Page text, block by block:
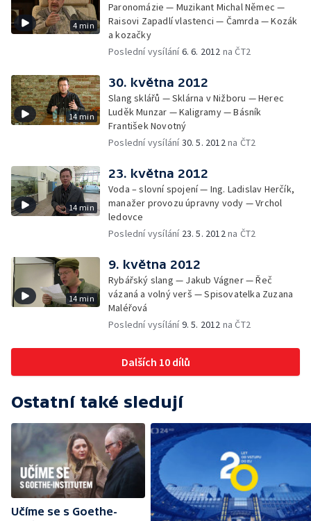
4 min
Paronomázie — Muzikant Michal Němec —
Raisovi Zapadlí vlastenci — Čamrda — Kozák
a kozačky
Poslední vysílání6. 6. 2012 na ČT2
14 min
30. května 2012
Slang sklářů — Sklárna v Nižboru — Herec
Luděk Munzar — Kaligramy — Básník
František Novotný
Poslední vysílání30. 5. 2012 na ČT2
14 min
23. května 2012
Voda – slovní spojení — Ing. Ladislav Herčík,
manažer provozu úpravny vody — Vrchol
ledovce
Poslední vysílání 23. 5. 2012 na ČT2
14 min
9. května 2012
Rybářský slang — Jakub Vágner — Řeč
vázaná a volný verš — Spisovatelka Zuzana
Maléřová
Poslední vysílání9. 5. 2012 na ČT2
Dalších 10 dílů
Ostatní také sledují
Učíme se s Goethe-